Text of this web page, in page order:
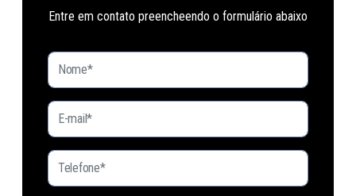
Entre em contato preencheendo o formulário abaixo